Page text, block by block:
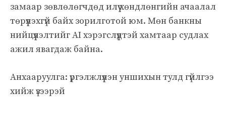
замаар зөвлөлөгчдөд илүү хөндлөнгийн ачаалал
төрүүлэхгүй байх зорилготой юм. Мөн банкны
нийцүүлэлтийг AI хэрэгслүүдтэй хамтаар судлах
ажил явагдаж байна.
Анхааруулга: үргэлжлүүлэн уншихын тулд гүйлгээ
хийж үзээрэй